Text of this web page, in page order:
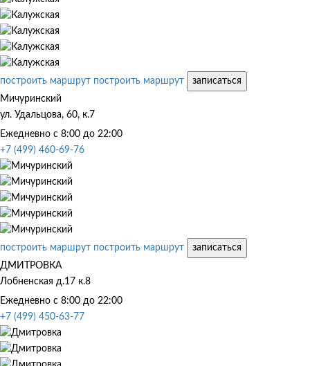
построить маршрут построить маршрут
записаться
Мичуринский
ул. Удальцова, 60, к.7
Ежедневно с 8:00 до 22:00
+7 (499) 460-69-76
построить маршрут построить маршрут
записаться
ДМИТРОВКА
Лобненская д.17 к.8
Ежедневно с 8:00 до 22:00
+7 (499) 450-63-77